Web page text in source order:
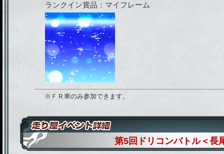
ランクイン賞品：マイフレーム
※ＦＲ車のみ参加できます。
第5回ドリコンバトル＜長